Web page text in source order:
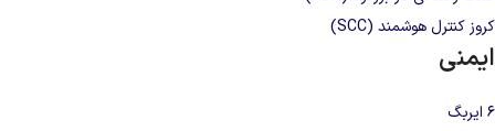
کروز کنترل هوشمند (SCC)
ایمنی
۶ ایربگ